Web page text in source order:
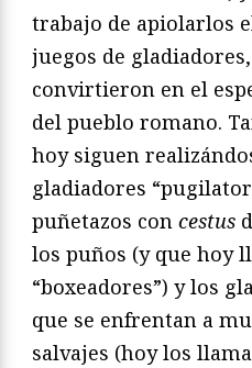
trabajo de apiolarlos
juegos de
convirtieron en el
del pueblo romano.
hoy siguen
gladiadores
puñetazos con cestus
los puños (y que hoy
“boxeadores”) y los
que se enfrentan a
salvajes (hoy los